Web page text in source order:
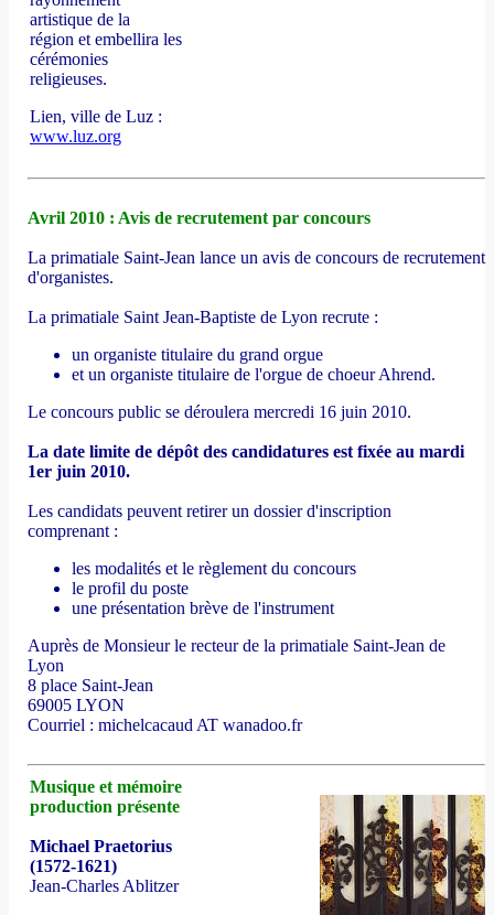
artistique de la
région et embellira les
cérémonies
religieuses.
Lien, ville de Luz :
www.luz.org
Avril 2010 : Avis de recrutement par concours
La primatiale Saint-Jean lance un avis de concours de recrutement
d'organistes.
La primatiale Saint Jean-Baptiste de Lyon recrute :
un organiste titulaire du grand orgue
et un organiste titulaire de l'orgue de choeur Ahrend.
Le concours public se déroulera mercredi 16 juin 2010.
La date limite de dépôt des candidatures est fixée au mardi
1er juin 2010.
Les candidats peuvent retirer un dossier d'inscription
comprenant :
les modalités et le règlement du concours
le profil du poste
une présentation brève de l'instrument
Auprès de Monsieur le recteur de la primatiale Saint-Jean de
Lyon
8 place Saint-Jean
69005 LYON
Courriel : michelcacaud AT wanadoo.fr
Musique et mémoire
production présente
Michael Praetorius
(1572-1621)
Jean-Charles Ablitzer